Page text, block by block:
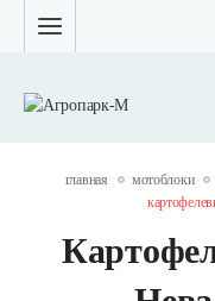
главная мотоблоки